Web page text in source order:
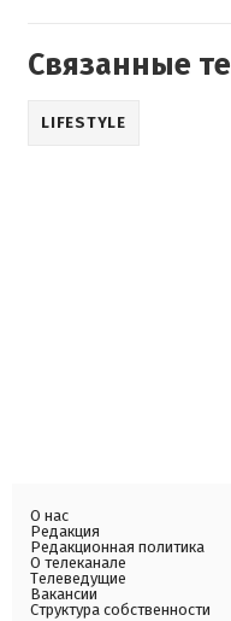
Связанные
LIFESTYLE
О нас
Редакция
Редакционная политика
О телеканале
Телеведущие
Вакансии
Структура собственности